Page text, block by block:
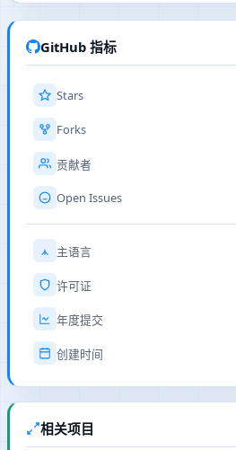
GitHub 指标
Stars
Forks
贡献者
Open Issues
主语言
许可证
年度提交
创建时间
相关项目